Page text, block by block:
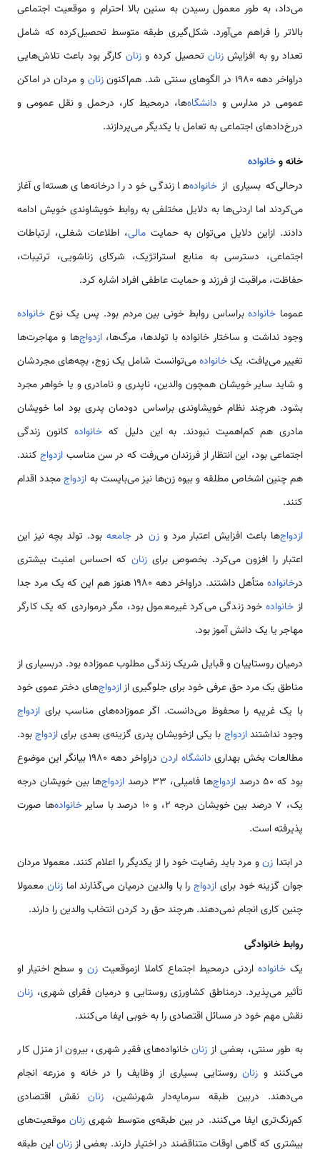
می‌داد، به طور معمول رسیدن به سنین بالا احترام و موقعیت اجتماعی
بالاتر را فراهم می‌آورد. شکل‌گیری طبقه متوسط تحصیل‌کرده که شامل
تعداد رو به افزایش زنان تحصیل کرده و زنان کارگر بود باعث تلاش‌هایی
دراواخر دهه 1980 در الگوهای سنتی شد. هم‌اکنون
زنان و مردان در اماکن
عمومی‌ در مدارس و دانشگاه‌ها، درمحیط کار، درحمل و نقل عمومی‌ و
دررخ‌دادهای اجتماعی به تعامل با یکدیگر می‌پردازند.
خانه وخانواده
درحالی‌که بسیاری ازخانواده‌ها زندگی خود را درخانه‌های هسته‌ای آغاز
می‌کردند اما اردنی‌ها به دلایل مختلفی به روابط خویشاوندی خویش ادامه
دادند. ازاین دلایل می‌توان به حمایت مالی، اطلاعات شغلی، ارتباطات
اجتماعی، دسترسی به منابع استراتژیک، شرکای زناشویی، ترتیبات،
حفاظت، مراقبت از فرزند و حمایت عاطفی افراد اشاره کرد.
عموما خانوادهبراساس روابط خونی بین مردم بود. پس یک نوع خانواده
وجود نداشت و ساختار خانواده با تولدها، مرگ‌ها،ازدواج‌ها و مهاجرت‌ها
تغییر می‌یافت. یکخانوادهمی‌توانست شامل یک زوج، بچه‌های مجردشان
و شاید سایر خویشان همچون والدین، ناپدری و نامادری و یا خواهر مجرد
بشود. هرچند نظام خویشاوندی براساس دودمان پدری بود اما خویشان
مادری هم کم‌اهمیت نبودند. به‌ این دلیل که خانوادهکانون زندگی
اجتماعی بود، این انتظار از فرزندان می‌رفت که در سن مناسب ازدواجکنند.
هم چنین اشخاص مطلقه و بیوه زن‌ها نیز می‌بایست به ازدواجمجدد اقدام
کنند.
ازدواج‌ها باعث افزایش اعتبار مرد وزن در جامعهبود. تولد بچه نیز این
اعتبار را افزون می‌کرد. بخصوص برایزنان که احساس امنیت بیشتری
درخانواده
متأهل داشتند. دراواخر دهه 1980 هنوز هم این که یک مرد جدا
از خانوادهخود زندگی می‌کرد غیرمعمول بود، مگر درمواردی که یک کارگر
مهاجر یا یک دانش آموز بود.
درمیان روستاییان و قبایل شریک زندگی مطلوب عموزاده بود. دربسیاری از
مناطق یک مرد حق عرفی خود برای جلوگیری ازازدواج‌های دختر عموی خود
با یک غریبه را محفوظ می‌دانست. اگر عموزاده‌های مناسب برای ازدواج
وجود نداشتندازدواج با یکی ازخویشان پدری گزینه‌‌ی بعدی برایازدواجبود.
مطالعات بخش بهداری دانشگاه اردن
دراواخر دهه 1980 بیانگر این موضوع
بود که 50 درصد
ازدواج‌ها فامیلی، 33 درصد ازدواج‌ها بین خویشان درجه
یک، 7 درصد بین خویشان درجه 2، و 10 درصد با سایر
خانواده‌ها صورت
پذیرفته است.
در ابتدا زنو مرد باید رضایت خود را از یکدیگر را اعلام کنند. معمولا مردان
جوان گزینه خود برای ازدواج را با والدین درمیان می‌گذارند امازنان معمولا
چنین کاری انجام نمی‌دهند. هرچند حق رد کردن انتخاب والدین را دارند.
روابط خانوادگی
یکخانواده اردنی درمحیط اجتماع کاملا ازموقعیت زنو سطح اختیار او
تأثیر می‌پذیرد. درمناطق کشاورزی روستایی و درمیان فقرای شهری، زنان
نقش مهم خود در مسائل اقتصادی را به خوبی ایفا می‌کنند.
به طور سنتی، بعضی از زنانخانواده‌های فقیر شهری، بیرون از منزل کار
می‌کنند و زنانروستایی بسیاری از وظایف را در خانه و مزرعه انجام
می‌دهند. دربین طبقه سرمایه‌دار شهرنشین، زنان نقش اقتصادی
کم‌رنگ‌تری ایفا می‌کنند. در بین طبقه‌‌ی متوسط شهری زنانموقعیت‌های
بیشتری که گاهی اوقات متناقضند در اختیار دارند. بعضی اززناناین طبقه